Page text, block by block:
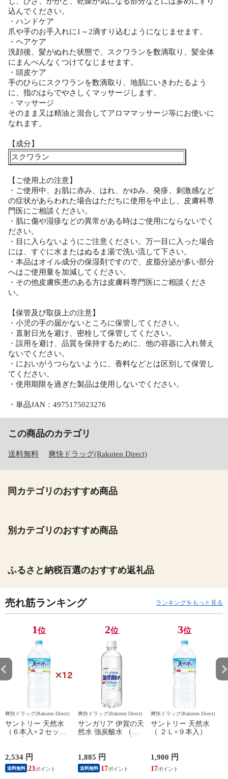
込んでください。
・ハンドケア
爪や手のお手入れに1～2滴すり込むようになじませます。
・ヘアケア
洗顔後、髪がぬれた状態で、スクワランを数滴取り、髪全体
にまんべんなくつけてなじませます。
・頭皮ケア
手のひらにスクワランを数滴取り、地肌にいきわたるよう
に、指のはらでやさしくマッサージします。
・マッサージ
そのまま又は精油と混合してアロママッサージ等にお使いに
なれます。
【成分】
スクワラン
【ご使用上の注意】
・ご使用中、お肌に赤み、はれ、かゆみ、発疹、刺激感など
の症状があらわれた場合はただちに使用を中止し、皮膚科専
門医にご相談ください。
・肌に傷や湿疹などの異常がある時はご使用にならないでく
ださい。
・目に入らないようにご注意ください。万一目に入った場合
には、すぐに水またはぬるま湯で洗い流して下さい。
・本品はオイル成分の保湿剤ですので、皮脂分泌が多い部分
へはご使用量を加減してください。
・その他皮膚疾患のある方は皮膚科専門医にご相談くださ
い。
【保管及び取扱上の注意】
・小児の手の届かないところに保管してください。
・直射日光を避け、密栓して保管してください。
・誤用を避け、品質を保持するために、他の容器に入れ替え
ないでください。
・においがうつらないように、香料などとは区別して保管し
てください。
・使用期限を過ぎた製品は使用しないでください。
・単品JAN：4975175023276
この商品のカテゴリ
送料無料 爽快ドラッグ(Rakuten Direct)
同カテゴリのおすすめ商品
別カテゴリのおすすめ商品
ふるさと納税百選のおすすめ返礼品
売れ筋ランキング ランキングをもっと見る
1位
爽快ドラッグ(Rakuten Direct)
サントリー 天然水
（６本入×２セット
2,534 円
送料無料 23
2位
爽快ドラッグ(Rakuten Direct)
サンガリア 伊賀の天
然水 強炭酸水 （５
1,885 円
送料無料 17
3位
爽快ドラッグ(Rakuten Direct)
サントリー 天然水
（ ２Ｌ×９本入）
1,900 円
17